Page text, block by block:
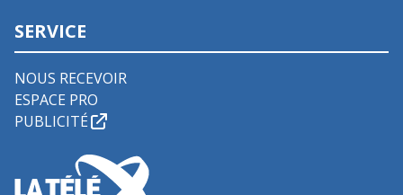
SERVICE
NOUS RECEVOIR
ESPACE PRO
PUBLICITÉ